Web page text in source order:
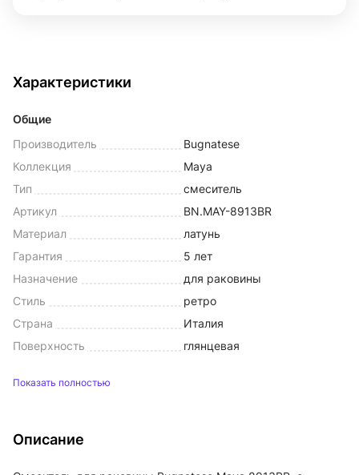
Характеристики
Общие
Производитель
Bugnatese
Коллекция
Maya
Тип
смеситель
Артикул
BN.MAY-8913BR
Материал
латунь
Гарантия
5 лет
Назначение
для раковины
Стиль
ретро
Страна
Италия
Поверхность
глянцевая
Показать полностью
Описание